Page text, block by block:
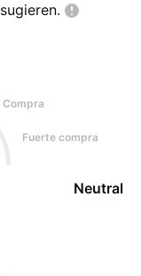
sugieren.
Compra
Fuerte compra
Neutral